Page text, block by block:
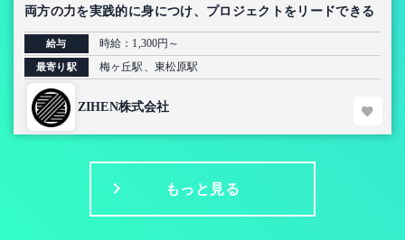
両方の力を実践的に身につけ、プロジェクトをリードできる
インターン
給与 時給：1,300円～
最寄り駅 梅ヶ丘駅、東松原駅
ZIHEN株式会社
もっと見る